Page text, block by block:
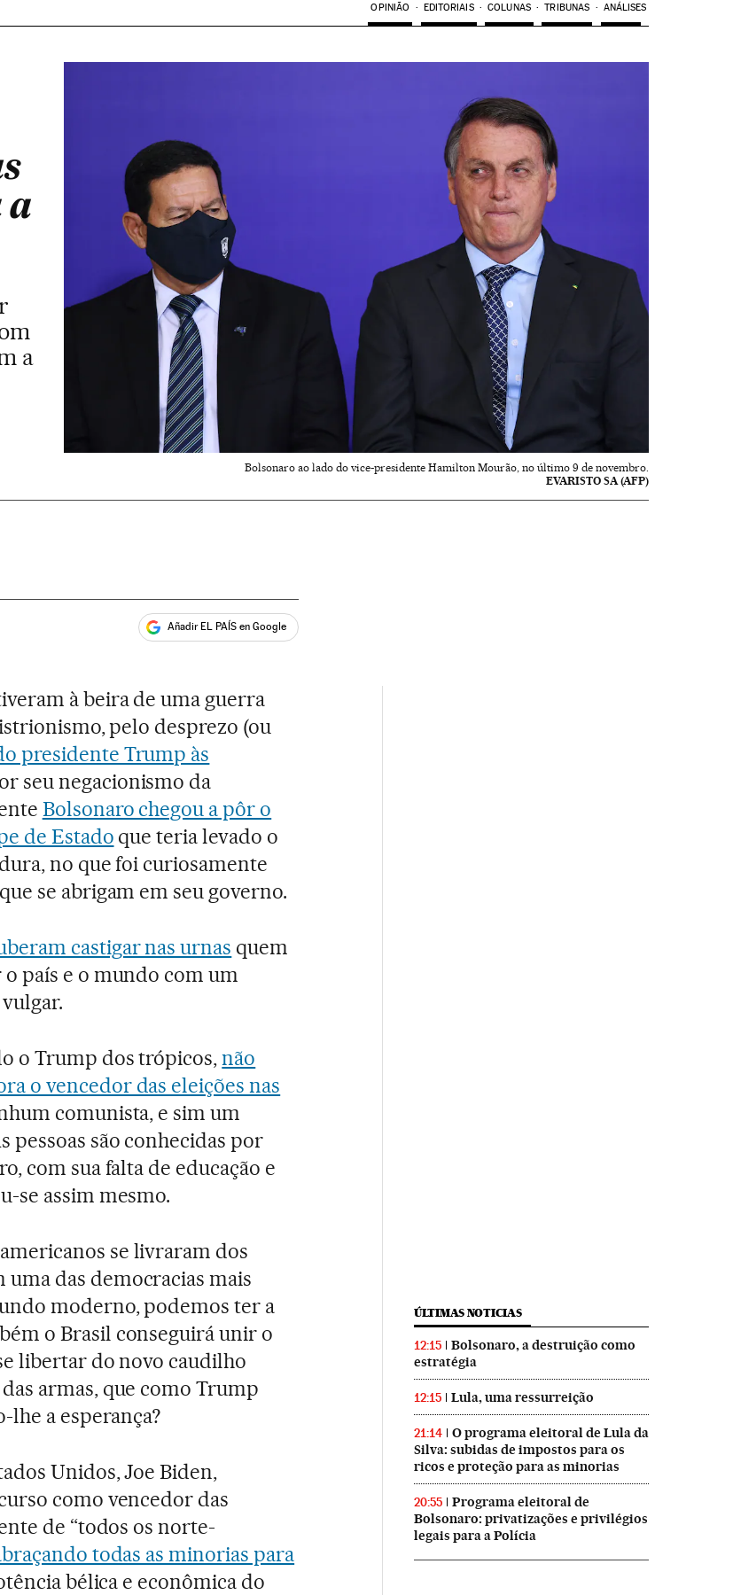
OPINIÃO EDITORIAIS COLUNAS TRIBUNAS ANÁLISES
a
a
Bolsonaro ao lado do vice-presidente Hamilton Mourão, no último 9 de novembro.
EVARISTO SA (AFP)
Añadir EL PAÍS en Google
à beira de uma guerra
pelo desprezo (ou
presidente Trump às
seu negacionismo da
Bolsonaro chegou a pôr o
de Estado que teria levado o
no que foi curiosamente
se abrigam em seu governo.
castigar nas urnas quem
país e o mundo com um
o Trump dos trópicos,não
o vencedor das eleições nas
comunista, e sim um
são conhecidas por
com sua falta de educação e
se assim mesmo.
se livraram dos
das democracias mais
moderno, podemos ter a
o Brasil conseguirá unir o
libertar do novo caudilho
armas, que como Trump
a esperança?
Unidos, Joe Biden,
como vencedor das
de “todos os norte-
todas as minorias para
bélica e econômica do
ÚLTIMAS NOTICIAS
12:15
Bolsonaro, a destruição como
estratégia
12:15 Lula, uma ressurreição
21:14
O programa eleitoral de Lula da
Silva: subidas de impostos para os
ricos e proteção para as minorias
20:55
Programa eleitoral de
Bolsonaro: privatizações e privilégios
legais para a Polícia